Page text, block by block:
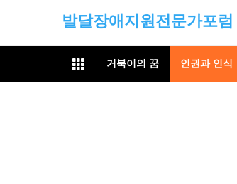
발달장애지원전문가포럼
거북이의 꿈 인권과 인식